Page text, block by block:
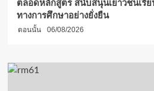
ตลอดหลักสูตร สนับสนุนเยาวชนเรี
ทางการศึกษาอย่างยั่งยืน
ตอนนั้น 06/08/2026